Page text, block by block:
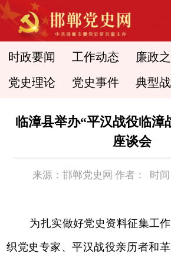
时政要闻 工作动态 廉政
党史理论 党史事件 典型
临漳县举办“平汉战役临漳
座谈会
来源：邯郸党史网 作者： 时间
为扎实做好党史资料征集工
织党史专家、平汉战役亲历者和